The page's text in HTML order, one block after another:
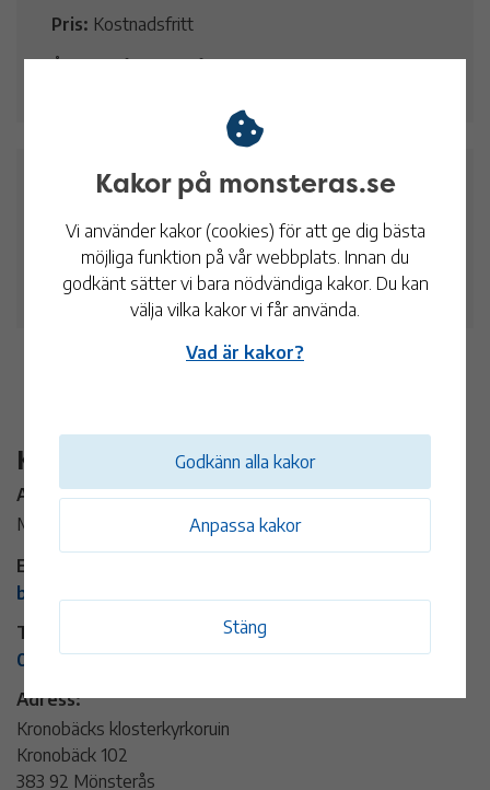
Pris: Kostnadsfritt
Ålder: Från cirka 6 år
Datum och tid
14 jul
14:00 - 15:00
Kronobäcks klosterkyrkoruin
Kontaktinformation
Arrangör:
Mönsterås kommun
E-post:
bibliotek@monsteras.se
Telefon:
010 353 72 05
Adress:
Kronobäcks klosterkyrkoruin
Kronobäck 102
383 92 Mönsterås
Kakor på monsteras.se
Vi använder kakor (cookies) för att ge dig bästa
möjliga funktion på vår webbplats. Innan du
godkänt sätter vi bara nödvändiga kakor. Du kan
välja vilka kakor vi får använda.
Vad är kakor?
Anpassa kakor
Stäng
Godkänn alla kakor